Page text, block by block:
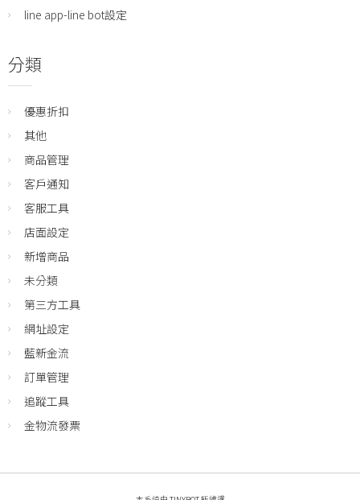
line app-line bot設定
分類
優惠折扣
其他
商品管理
客戶通知
客服工具
店面設定
新增商品
未分類
第三方工具
網址設定
藍新金流
訂單管理
追蹤工具
金物流發票